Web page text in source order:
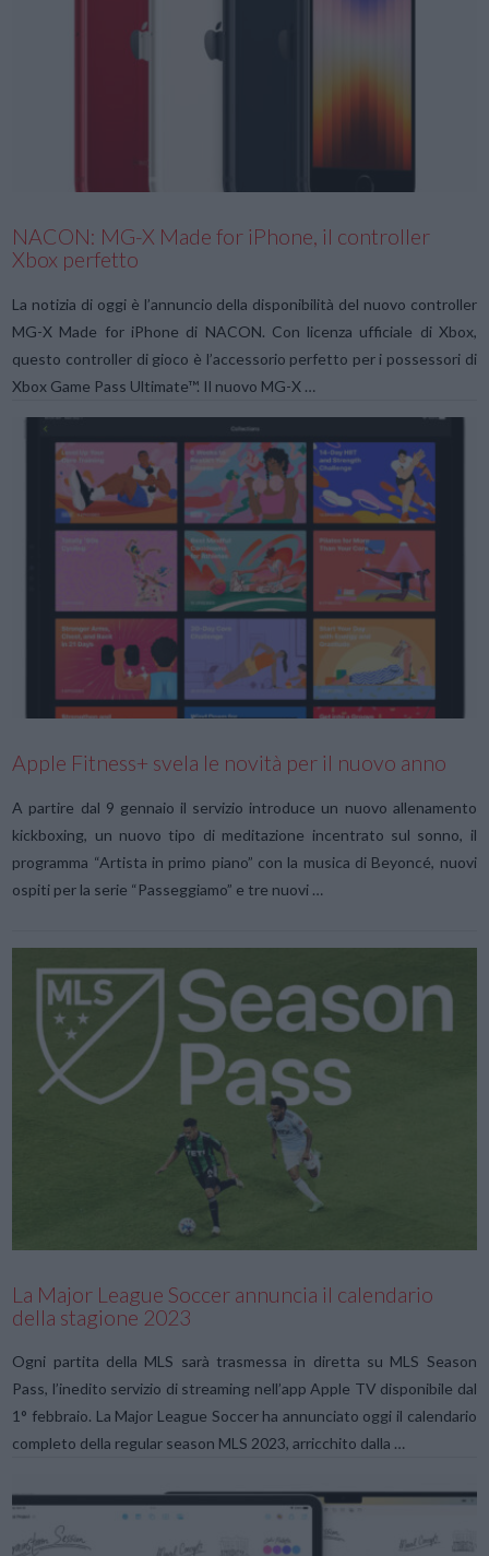
VIEW POST
NACON: MG-X Made for iPhone, il controller
Xbox perfetto
La notizia di oggi è l’annuncio della disponibilità del nuovo controller
MG-X Made for iPhone di NACON. Con licenza ufficiale di Xbox,
questo controller di gioco è l’accessorio perfetto per i possessori di
Xbox Game Pass Ultimate™. Il nuovo MG-X …
VIEW POST
Apple Fitness+ svela le novità per il nuovo anno
A partire dal 9 gennaio il servizio introduce un nuovo allenamento
kickboxing, un nuovo tipo di meditazione incentrato sul sonno, il
programma “Artista in primo piano” con la musica di Beyoncé, nuovi
ospiti per la serie “Passeggiamo” e tre nuovi …
La Major League Soccer annuncia il calendario
della stagione 2023
Ogni partita della MLS sarà trasmessa in diretta su MLS Season
Pass, l’inedito servizio di streaming nell’app Apple TV disponibile dal
1° febbraio. La Major League Soccer ha annunciato oggi il calendario
completo della regular season MLS 2023, arricchito dalla …